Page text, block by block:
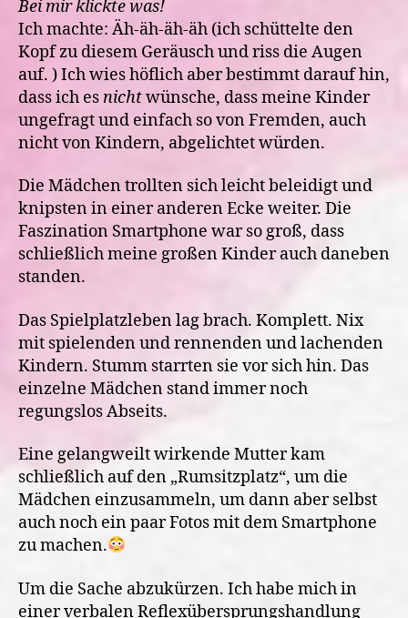
Bei mir klickte was!
Ich machte: Äh-äh-äh-äh (ich schüttelte den
Kopf zu diesem Geräusch und riss die Augen
auf. ) Ich wies höflich aber bestimmt darauf hin,
dass ich esnichtwünsche, dass meine Kinder
ungefragt und einfach so von Fremden, auch
nicht von Kindern, abgelichtet würden.
Die Mädchen trollten sich leicht beleidigt und
knipsten in einer anderen Ecke weiter. Die
Faszination Smartphone war so groß, dass
schließlich meine großen Kinder auch daneben
standen.
Das Spielplatzleben lag brach. Komplett. Nix
mit spielenden und rennenden und lachenden
Kindern. Stumm starrten sie vor sich hin. Das
einzelne Mädchen stand immer noch
regungslos Abseits.
Eine gelangweilt wirkende Mutter kam
schließlich auf den „Rumsitzplatz“, um die
Mädchen einzusammeln, um dann aber selbst
auch noch ein paar Fotos mit dem Smartphone
zu machen.
Um die Sache abzukürzen. Ich habe mich in
einer verbalen Reflexübersprungshandlung